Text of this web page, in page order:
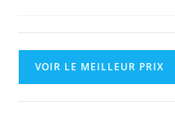
VOIR LE MEILLEUR PRIX